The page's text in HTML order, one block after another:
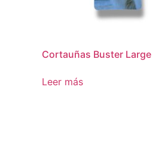
Cortauñas Buster Large
Leer más